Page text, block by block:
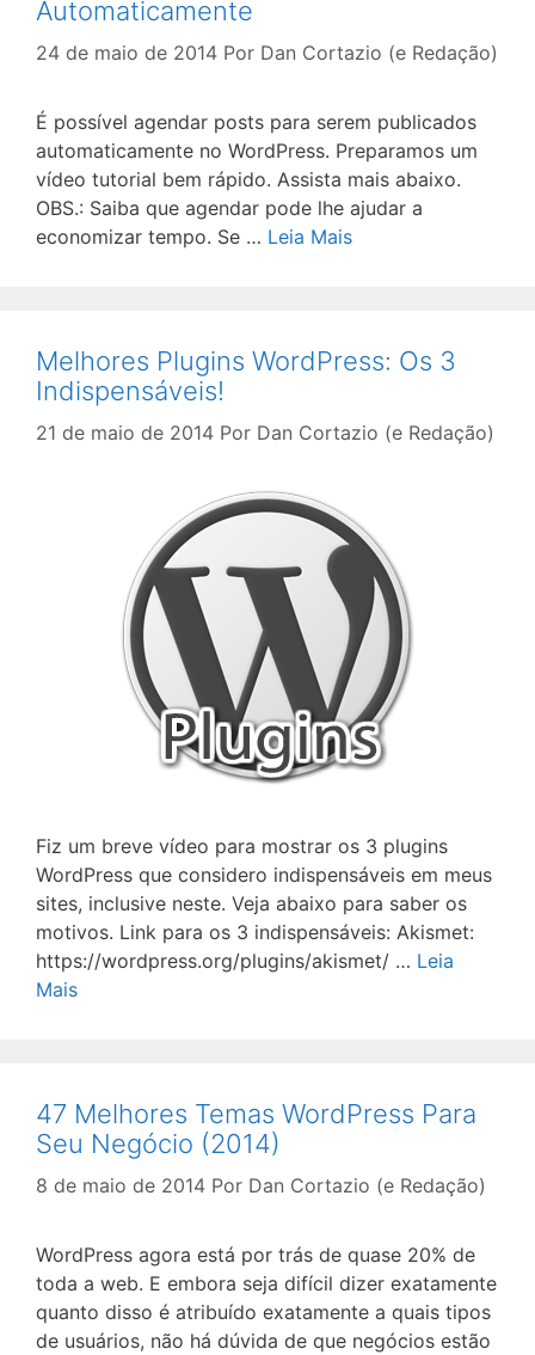
Automaticamente
24 de maio de 2014 Por Dan Cortazio (e Redação)
É possível agendar posts para serem publicados
automaticamente no WordPress. Preparamos um
vídeo tutorial bem rápido. Assista mais abaixo.
OBS.: Saiba que agendar pode lhe ajudar a
economizar tempo. Se … Leia Mais
Melhores Plugins WordPress: Os 3
Indispensáveis!
21 de maio de 2014 Por Dan Cortazio (e Redação)
Fiz um breve vídeo para mostrar os 3 plugins
WordPress que considero indispensáveis em meus
sites, inclusive neste. Veja abaixo para saber os
motivos. Link para os 3 indispensáveis: Akismet:
https://wordpress.org/plugins/akismet/ … Leia
Mais
47 Melhores Temas WordPress Para
Seu Negócio (2014)
8 de maio de 2014 Por Dan Cortazio (e Redação)
WordPress agora está por trás de quase 20% de
toda a web. E embora seja difícil dizer exatamente
quanto disso é atribuído exatamente a quais tipos
de usuários, não há dúvida de que negócios estão